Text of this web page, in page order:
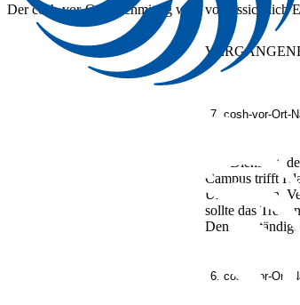
Der cosh-vor-Ort Nachmittag wird voraussichtlich
7. cosh-vor-Ort-
Am Dienstag,
Campus trifft
Universitäten,
sollte das
Den
6. cosh-vor-Ort-